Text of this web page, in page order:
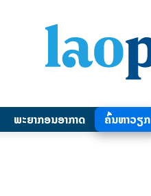
ພະຍາກອນອາກາດ ຄົ້ນຫາວຽກ